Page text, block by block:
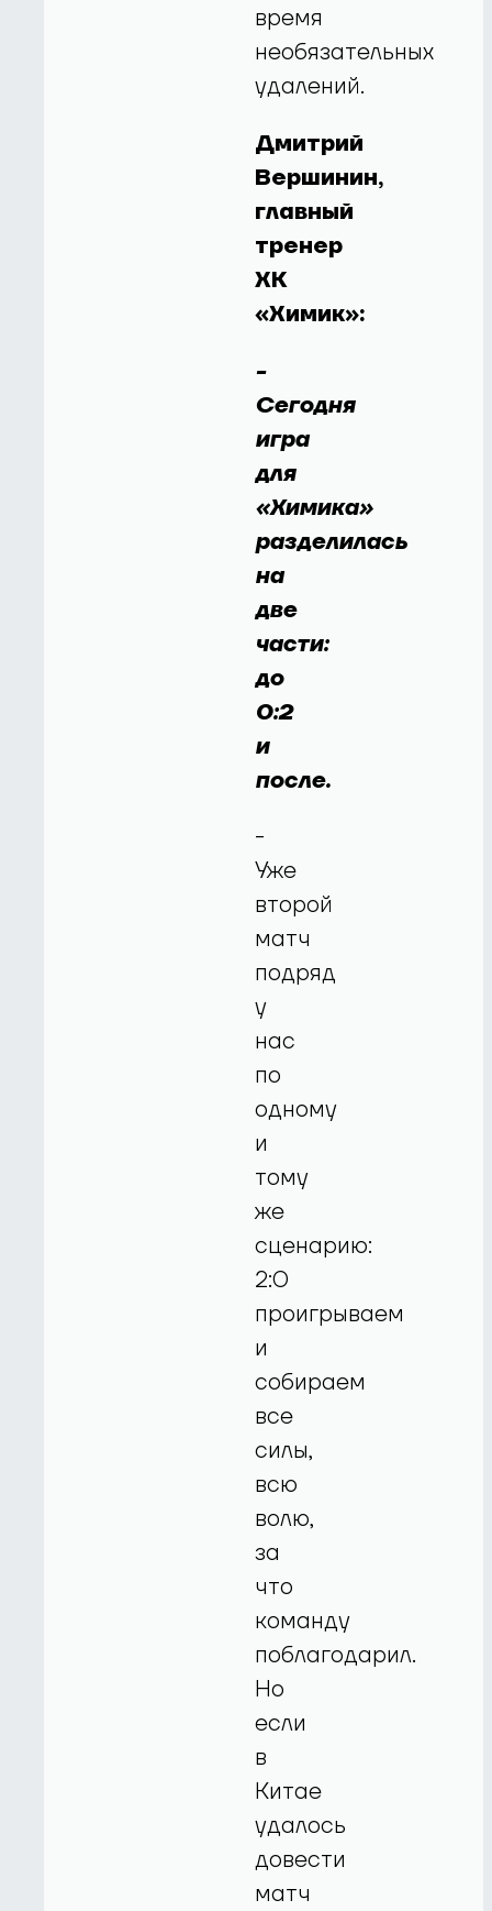
время
необязательных
удалений.
Дмитрий
Вершинин,
главный
тренер
ХК
«Химик»:
-
Сегодня
игра
для
«Химика»
разделилась
на
две
части:
до
0:2
и
после.
-
Уже
второй
матч
подряд
у
нас
по
одному
и
тому
же
сценарию:
2:0
проигрываем
и
собираем
все
силы,
всю
волю,
за
что
команду
поблагодарил.
Но
если
в
Китае
удалось
довести
матч